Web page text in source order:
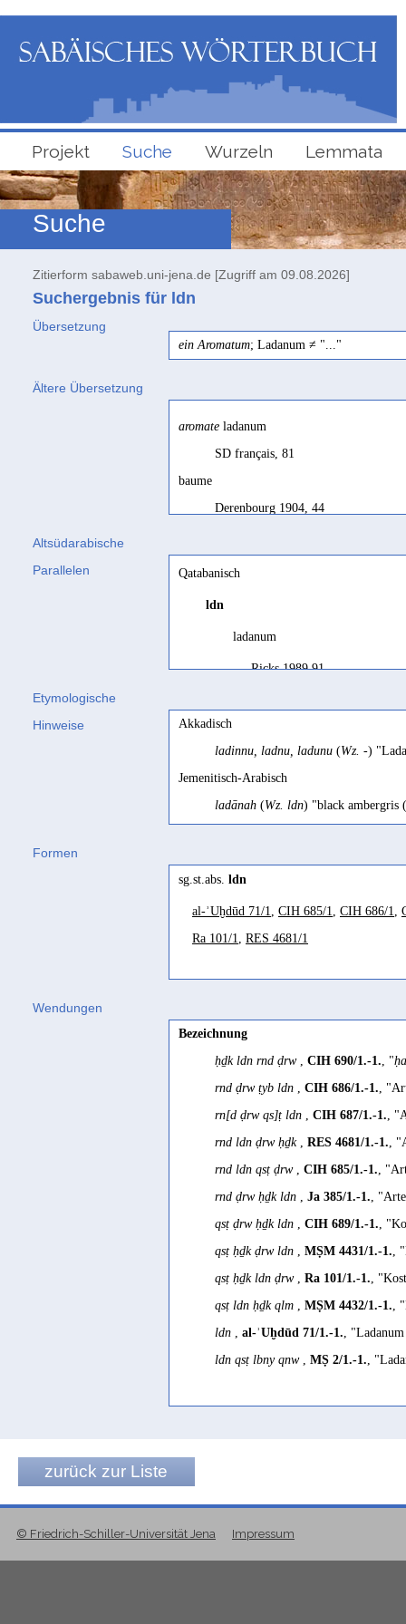
Projekt Suche Wurzeln Lemmata
Suche
Zitierform sabaweb.uni-jena.de [Zugriff am 09.08.2026]
Suchergebnis für ldn
Übersetzung
ein Aromatum; Ladanum ≠ "..."
Ältere Übersetzung
aromate ladanum
SD français, 81
baume
Derenbourg 1904, 44
kind of aromatic resin
Biella 1982, 258
Jamme 1953a, 95
lâdan; est connu des auteurs gréco-
Robin 1994c, 27
ladanum
ladanum
Ladanum
Mittwoch/Schlobies 1937, 99
Ladanum ist das wohlriechende
Conti Rossini 1931, 172
Altsüdarabische
Parallelen
Qatabanisch
ldn
ladanum
Ricks 1989 91
Etymologische
Hinweise
Akkadisch
ladinnu, ladnu, ladunu (Wz. -)
Jemenitisch-Arabisch
ladānah (Wz. ldn) "black ambergris
Formen
sg.st.abs. ldn
al-ʾUḫdūd 71/1, CIH 685/1, CIH 686/1,
Ra 101/1, RES 4681/1
Wendungen
Bezeichnung
ḥḏk ldn rnd ḍrw , CIH 690/1.-1., "
rnd ḍrw ṭyb ldn , CIH 686/1.-1.,
rn[d ḍrw qs]ṭ ldn , CIH 687/1.-1.,
rnd ldn ḍrw ḥḏk , RES 4681/1.-1.,
rnd ldn qsṭ ḍrw , CIH 685/1.-1.,
rnd ḍrw ḥḏk ldn , Ja 385/1.-1.,
qsṭ ḍrw ḥḏk ldn , CIH 689/1.-1.,
qsṭ ḥḏk ḍrw ldn , MṢM 4431/1.-1.,
qsṭ ḥḏk ldn ḍrw , Ra 101/1.-1.,
qsṭ ldn ḥḏk qlm , MṢM 4432/1.-1.,
ldn , al-ʾUḫdūd 71/1.-1.,
ldn qsṭ lbny qnw , MṢ 2/1.-1.,
zurück zur Liste
© Friedrich-Schiller-Universität Jena Impressum